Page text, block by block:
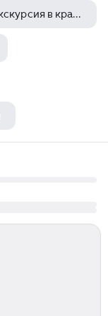
к системе образования относится экскурсия в краеведческий музей